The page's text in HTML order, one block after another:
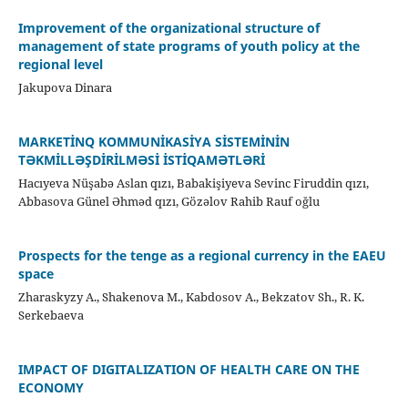
Improvement of the organizational structure of
management of state programs of youth policy at the
regional level
Jakupova Dinara
MARKETİNQ KOMMUNİKASİYA SİSTEMİNİN
TƏKMİLLƏŞDİRİLMƏSİ İSTİQAMƏTLƏRİ
Hacıyeva Nüşabə Aslan qızı, Babakişiyeva Sevinc Firuddin qızı,
Abbasova Günel Əhməd qızı, Gözəlov Rahib Rauf oğlu
Prospects for the tenge as a regional currency in the EAEU
space
Zharaskyzy A., Shakenova M., Kabdosov A., Bekzatov Sh., R. K.
Serkebaeva
IMPACT OF DIGITALIZATION OF HEALTH CARE ON THE
ECONOMY